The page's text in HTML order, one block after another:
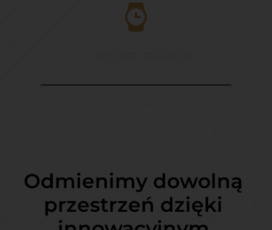
Odmienimy dowolną
przestrzeń dzięki